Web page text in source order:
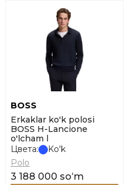
BOSS
Erkaklar ko'k polosi
BOSS H-Lancione
o'lcham l
Цвета:
Ko'k
Polo
3 188 000 soʻm